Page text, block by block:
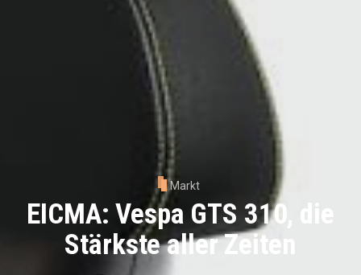
Markt
EICMA: Vespa GTS 310, die
Stärkste aller Zeiten